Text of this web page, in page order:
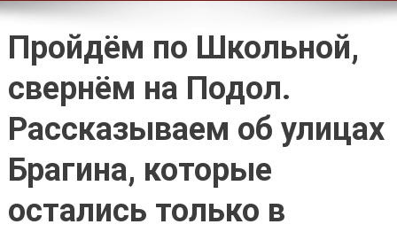
Пройдём по Школьной,
свернём на Подол.
Рассказываем об улицах
Брагина, которые
остались только в